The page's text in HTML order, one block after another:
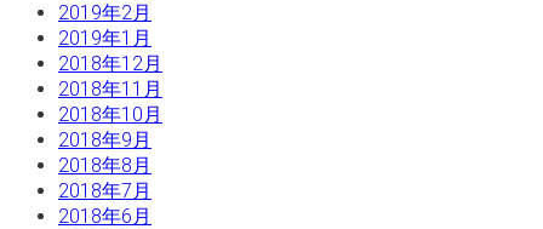
2019年2月
2019年1月
2018年12月
2018年11月
2018年10月
2018年9月
2018年8月
2018年7月
2018年6月